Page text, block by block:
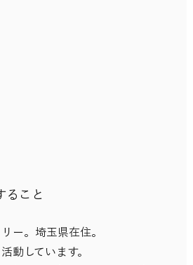
こと
ー。埼玉県在住。
動しています。